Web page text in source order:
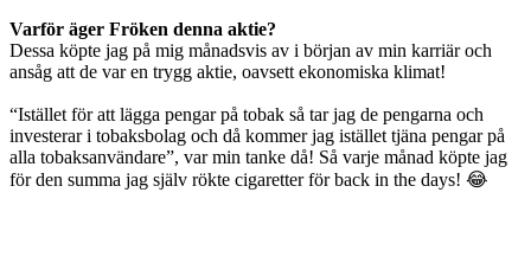
Varför äger Fröken denna aktie?
Dessa köpte jag på mig månadsvis av i början av min karriär och
ansåg att de var en trygg aktie, oavsett ekonomiska klimat!
“Istället för att lägga pengar på tobak så tar jag de pengarna och
investerar i tobaksbolag och då kommer jag istället tjäna pengar på
alla tobaksanvändare”, var min tanke då! Så varje månad köpte jag
för den summa jag själv rökte cigaretter för back in the days! 😂